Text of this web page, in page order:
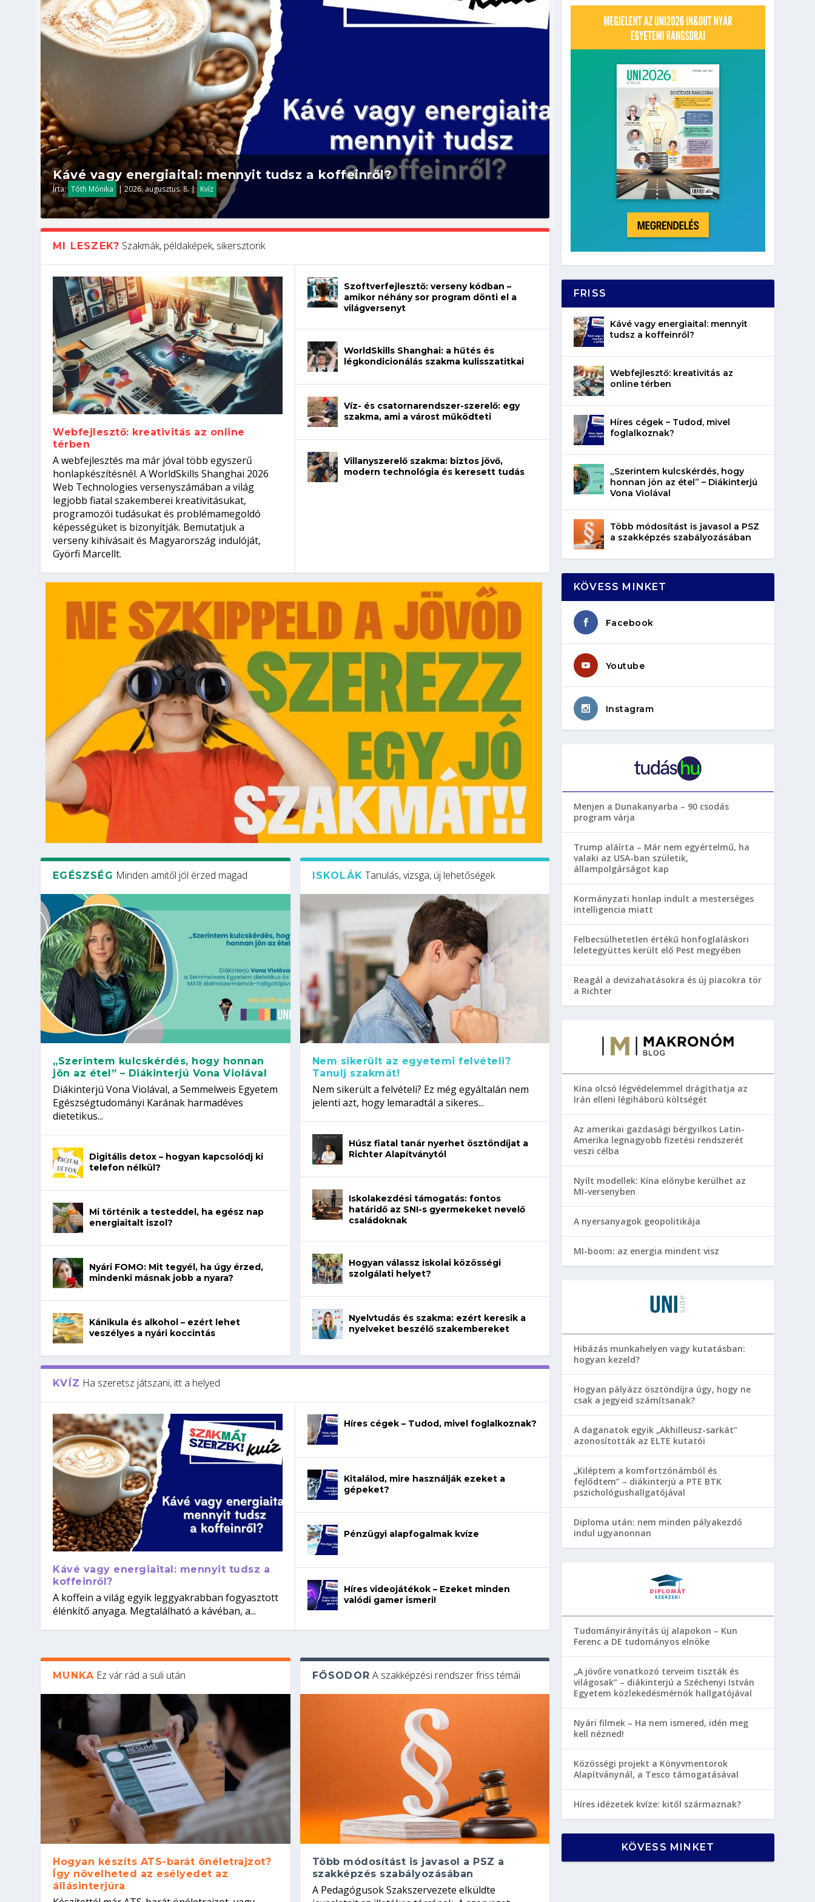
Kávé vagy energiaital: mennyit tudsz a koffeinről?
Írta: Tóth Mónika |2026. augusztus. 8.| Kvíz
Hogyan készíts ATS-barát önéletrajzot? Így növelheted az esélyedet az
állásinterjúra...
Írta: Oláh Erika |2026. augusztus. 5.| Munka
Kitalálod, mire használják ezeket a gépeket?
Írta: Tóth Mónika |2026. augusztus. 4.| Kvíz
Nem sikerült az egyetemi felvételi? Tanulj szakmát!
Írta: Oláh Erika |2026. augusztus. 4.| Iskolák
Szoftverfejlesztő: verseny kódban – amikor néhány sor program dönti
el a világversenyt...
Írta: Szakmát Szerzek | 2026. augusztus. 3.| Mi leszek?
MI LESZEK? Szakmák, példaképek, sikersztorik
Webfejlesztő: kreativitás az online
térben
A webfejlesztés ma már jóval több egyszerű
honlapkészítésnél. A WorldSkills Shanghai 2026
Web Technologies versenyszámában a világ
legjobb fiatal szakemberei kreativitásukat,
programozói tudásukat és problémamegoldó
képességüket is bizonyítják. Bemutatjuk a
verseny kihívásait és Magyarország indulóját,
Györfi Marcellt.
Szoftverfejlesztő: verseny kódban –
amikor néhány sor program dönti el a
világversenyt
WorldSkills Shanghai: a hűtés és
légkondicionálás szakma kulisszatitkai
Víz- és csatornarendszer-szerelő: egy
szakma, ami a várost működteti
Villanyszerelő szakma: biztos jövő,
modern technológia és keresett tudás
EGÉSZSÉG Minden amitől jól érzed magad
„Szerintem kulcskérdés, hogy honnan
jön az étel” – Diákinterjú Vona Violával
Diákinterjú Vona Violával, a Semmelweis Egyetem
Egészségtudományi Karának harmadéves
dietetikus...
Digitális detox – hogyan kapcsolódj ki
telefon nélkül?
Mi történik a testeddel, ha egész nap
energiaitalt iszol?
Nyári FOMO: Mit tegyél, ha úgy érzed,
mindenki másnak jobb a nyara?
Kánikula és alkohol – ezért lehet
veszélyes a nyári koccintás
ISKOLÁK Tanulás, vizsga, új lehetőségek
Nem sikerült az egyetemi felvételi?
Tanulj szakmát!
Nem sikerült a felvételi? Ez még egyáltalán nem
jelenti azt, hogy lemaradtál a sikeres...
Húsz fiatal tanár nyerhet ösztöndíjat a
Richter Alapítványtól
Iskolakezdési támogatás: fontos
határidő az SNI-s gyermekeket nevelő
családoknak
Hogyan válassz iskolai közösségi
szolgálati helyet?
Nyelvtudás és szakma: ezért keresik a
nyelveket beszélő szakembereket
KVÍZ Ha szeretsz játszani, itt a helyed
Kávé vagy energiaital: mennyit tudsz a
koffeinről?
A koffein a világ egyik leggyakrabban fogyasztott
élénkítő anyaga. Megtalálható a kávéban, a...
Híres cégek – Tudod, mivel foglalkoznak?
Kitalálod, mire használják ezeket a
gépeket?
Pénzügyi alapfogalmak kvíze
Híres videojátékok – Ezeket minden
valódi gamer ismeri!
MUNKA Ez vár rád a suli után
Hogyan készíts ATS-barát önéletrajzot?
Így növelheted az esélyedet az
állásinterjúra
FŐSODOR A szakképzési rendszer friss témái
Több módosítást is javasol a PSZ a
szakképzés szabályozásában
A Pedagógusok Szakszervezete elküldte
FRISS
Kávé vagy energiaital: mennyit
tudsz a koffeinről?
Webfejlesztő: kreativitás az
online térben
Híres cégek – Tudod, mivel
foglalkoznak?
„Szerintem kulcskérdés, hogy
honnan jön az étel” – Diákinterjú
Vona Violával
Több módosítást is javasol a PSZ
a szakképzés szabályozásában
KÖVESS MINKET
Facebook
Youtube
Instagram
Menjen a Dunakanyarba – 90 csodás
program várja
Trump aláírta – Már nem egyértelmű, ha
valaki az USA-ban születik,
állampolgárságot kap
Kormányzati honlap indult a mesterséges
intelligencia miatt
Felbecsülhetetlen értékű honfoglaláskori
leletegyüttes került elő Pest megyében
Reagál a devizahatásokra és új piacokra tör
a Richter
Kína olcsó légvédelemmel drágíthatja az
Irán elleni légiháború költségét
Az amerikai gazdasági bérgyilkos Latin-
Amerika legnagyobb fizetési rendszerét
veszi célba
Nyílt modellek: Kína előnybe kerülhet az
MI-versenyben
A nyersanyagok geopolitikája
MI-boom: az energia mindent visz
Hibázás munkahelyen vagy kutatásban:
hogyan kezeld?
Hogyan pályázz ösztöndíjra úgy, hogy ne
csak a jegyeid számítsanak?
A daganatok egyik „Akhilleusz-sarkát”
azonosították az ELTE kutatói
„Kiléptem a komfortzónámból és
fejlődtem” – diákinterjú a PTE BTK
pszichológushallgatójával
Diploma után: nem minden pályakezdő
indul ugyanonnan
Tudományirányítás új alapokon – Kun
Ferenc a DE tudományos elnöke
„A jövőre vonatkozó terveim tiszták és
világosak” – diákinterjú a Széchenyi István
Egyetem közlekedésmérnök hallgatójával
Nyári filmek – Ha nem ismered, idén meg
kell nézned!
Közösségi projekt a Könyvmentorok
Alapítványnál, a Tesco támogatásával
Híres idézetek kvíze: kitől származnak?
KÖVESS MINKET